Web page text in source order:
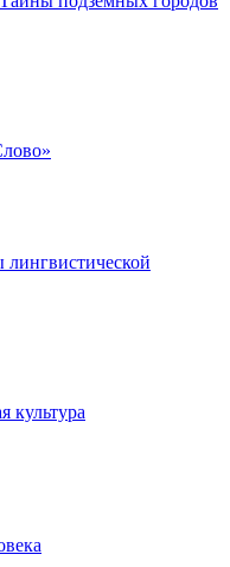
культура